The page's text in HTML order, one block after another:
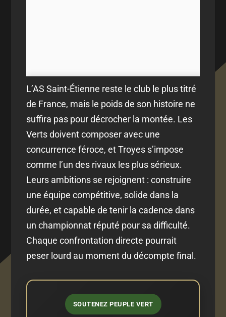
L’AS Saint-Étienne reste le club le plus titré
de France, mais le poids de son histoire ne
suffira pas pour décrocher la montée. Les
Verts doivent composer avec une
concurrence féroce, et Troyes s’impose
comme l’un des rivaux les plus sérieux.
Leurs ambitions se rejoignent : construire
une équipe compétitive, solide dans la
durée, et capable de tenir la cadence dans
un championnat réputé pour sa difficulté.
Chaque confrontation directe pourrait
peser lourd au moment du décompte final.
SOUTENEZ PEUPLE VERT